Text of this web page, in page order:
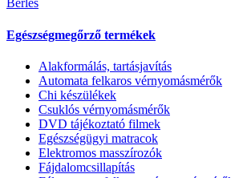
Bérlés
Egészségmegőrző termékek
Alakformálás, tartásjavítás
Automata felkaros vérnyomásmérők
Chi készülékek
Csuklós vérnyomásmérők
DVD tájékoztató filmek
Egészségügyi matracok
Elektromos masszírozók
Fájdalomcsillapítás